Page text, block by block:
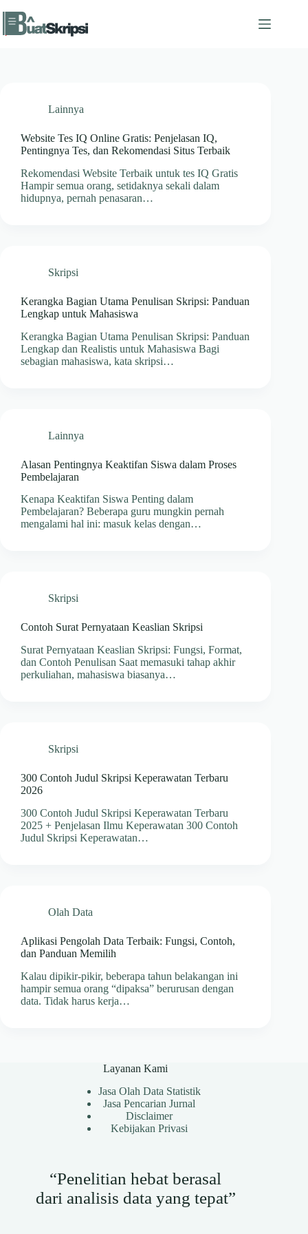
content
Lainnya
Website Tes IQ Online Gratis: Penjelasan IQ,
Pentingnya Tes, dan Rekomendasi Situs Terbaik
Rekomendasi Website Terbaik untuk tes IQ Gratis
Hampir semua orang, setidaknya sekali dalam
hidupnya, pernah penasaran…
Skripsi
Kerangka Bagian Utama Penulisan Skripsi: Panduan
Lengkap untuk Mahasiswa
Kerangka Bagian Utama Penulisan Skripsi: Panduan
Lengkap dan Realistis untuk Mahasiswa Bagi
sebagian mahasiswa, kata skripsi…
Lainnya
Alasan Pentingnya Keaktifan Siswa dalam Proses
Pembelajaran
Kenapa Keaktifan Siswa Penting dalam
Pembelajaran? Beberapa guru mungkin pernah
mengalami hal ini: masuk kelas dengan…
Skripsi
Contoh Surat Pernyataan Keaslian Skripsi
Surat Pernyataan Keaslian Skripsi: Fungsi, Format,
dan Contoh Penulisan Saat memasuki tahap akhir
perkuliahan, mahasiswa biasanya…
Skripsi
300 Contoh Judul Skripsi Keperawatan Terbaru
2026
300 Contoh Judul Skripsi Keperawatan Terbaru
2025 + Penjelasan Ilmu Keperawatan 300 Contoh
Judul Skripsi Keperawatan…
Olah Data
Aplikasi Pengolah Data Terbaik: Fungsi, Contoh,
dan Panduan Memilih
Kalau dipikir-pikir, beberapa tahun belakangan ini
hampir semua orang “dipaksa” berurusan dengan
data. Tidak harus kerja…
Layanan Kami
Jasa Olah Data Statistik
Jasa Pencarian Jurnal
Disclaimer
Kebijakan Privasi
“Penelitian hebat berasal
dari analisis data yang tepat”